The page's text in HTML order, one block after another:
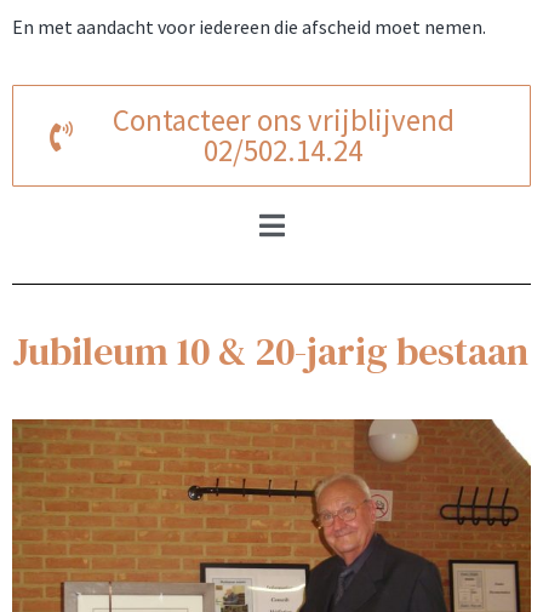
En met aandacht voor iedereen die afscheid moet nemen.
Contacteer ons vrijblijvend
02/502.14.24
Jubileum 10 & 20-jarig bestaan